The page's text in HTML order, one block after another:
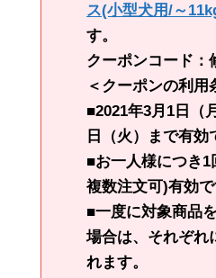
ス(小型犬用/～
す。
クーポンコード：
＜クーポンの利用
■2021年3月1日（
日（火）まで有効
■お一人様につき
複数注文可)有効で
■一度に対象商品
場合は、それぞれ
れます。